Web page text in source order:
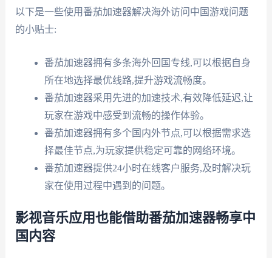
以下是一些使用番茄加速器解决海外访问中国游戏问题
的小贴士:
番茄加速器拥有多条海外回国专线,可以根据自身
所在地选择最优线路,提升游戏流畅度。
番茄加速器采用先进的加速技术,有效降低延迟,让
玩家在游戏中感受到流畅的操作体验。
番茄加速器拥有多个国内外节点,可以根据需求选
择最佳节点,为玩家提供稳定可靠的网络环境。
番茄加速器提供24小时在线客户服务,及时解决玩
家在使用过程中遇到的问题。
影视音乐应用也能借助番茄加速器畅享中
国内容